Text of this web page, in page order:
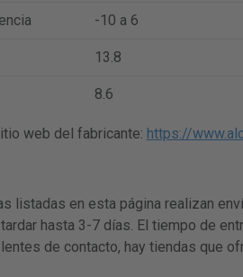
-10 a 6
13.8
8.6
web del fabricante: https://
listadas en esta página realizan
hasta 3-7 días. El tiempo de
de contacto, hay tiendas que